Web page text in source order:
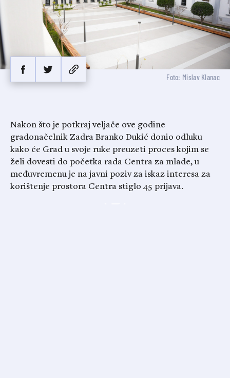
Foto: Mislav Klanac
Nakon što je potkraj veljače ove godine
gradonačelnik Zadra Branko Dukić donio odluku
kako će Grad u svoje ruke preuzeti proces kojim se
želi dovesti do početka rada Centra za mlade, u
međuvremenu je na javni poziv za iskaz interesa za
korištenje prostora Centra stiglo 45 prijava.